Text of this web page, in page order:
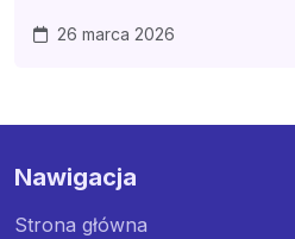
26 marca 2026
Nawigacja
Strona główna